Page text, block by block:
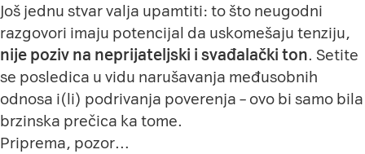
Još jednu stvar valja upamtiti: to što neugodni
razgovori imaju potencijal da uskomešaju tenziju,
nije poziv na neprijateljski i svađalački ton. Setite
se posledica u vidu narušavanja međusobnih
odnosa i(li) podrivanja poverenja – ovo bi samo bila
brzinska prečica ka tome.
Priprema, pozor…